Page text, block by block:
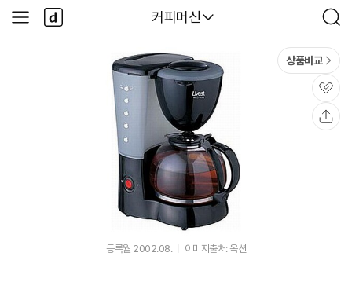
다나와
커피머신
검
색
사
이
다
나
와
상품비교
관
심
등록월 2002.08. 이미지출처: 옥션